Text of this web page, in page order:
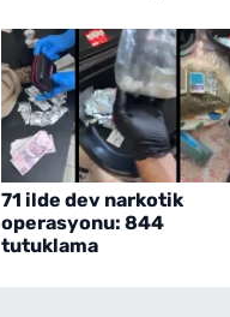
71 ilde dev narkotik
operasyonu: 844
tutuklama